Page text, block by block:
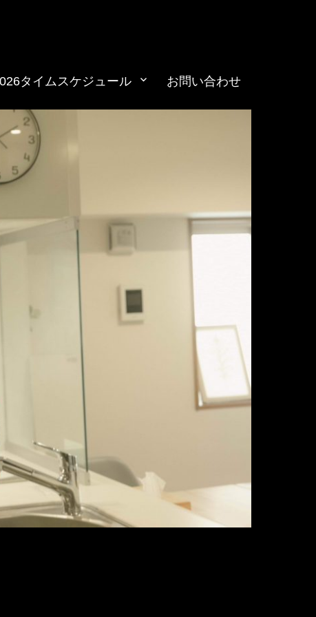
タイムスケジュール お問い合わせ